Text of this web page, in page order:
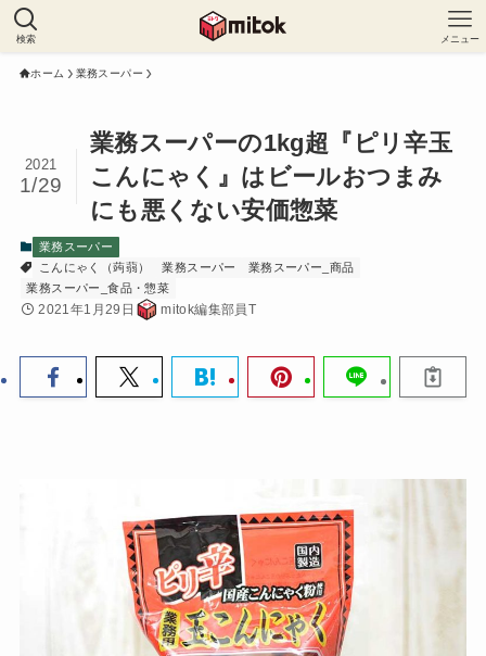
検索 メニュー
ホーム 業務スーパー
業務スーパーの1kg超『ピリ辛玉
こんにゃく』はビールおつまみ
にも悪くない安価惣菜
2021
1/29
業務スーパー
こんにゃく（蒟蒻）
業務スーパー
業務スーパー_商品
業務スーパー_食品・惣菜
2021年1月29日 mitok編集部員T